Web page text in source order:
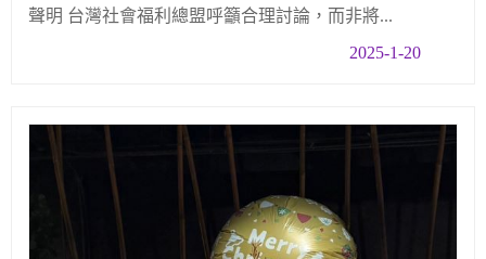
聲明 台灣社會福利總盟呼籲合理討論，而非將...
2025-1-20